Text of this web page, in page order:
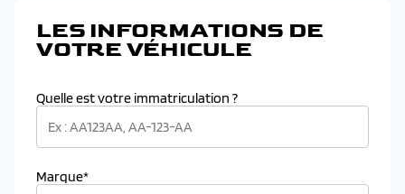
LES INFORMATIONS DE
VOTRE VÉHICULE
Quelle est votre immatriculation ?
Marque*